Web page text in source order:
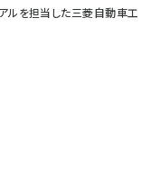
ルを担当した三菱自動車工